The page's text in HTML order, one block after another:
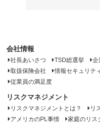
会社情報
社長あいさつ TSD総選挙 企
取扱保険会社
情報セキュリテ
従業員の満足度
リスクマネジメント
リスクマネジメントとは？ リ
アメリカのPL事情
家庭のリス